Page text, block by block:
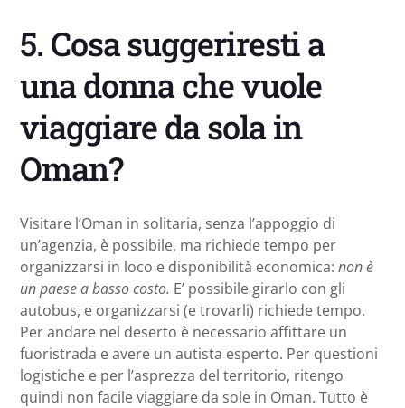
5. Cosa suggeriresti a
una donna che vuole
viaggiare da sola in
Oman?
Visitare l’Oman in solitaria, senza l’appoggio di
un’agenzia, è possibile, ma richiede tempo per
organizzarsi in loco e disponibilità economica: non è
un paese a basso costo. E’ possibile girarlo con gli
autobus, e organizzarsi (e trovarli) richiede tempo.
Per andare nel deserto è necessario affittare un
fuoristrada e avere un autista esperto. Per questioni
logistiche e per l’asprezza del territorio, ritengo
quindi non facile viaggiare da sole in Oman. Tutto è